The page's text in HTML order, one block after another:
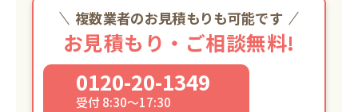
複数業者のお見積もりも可能です
お見積もり・ご相談無料!
0120-20-1349
受付 8:30～17:30